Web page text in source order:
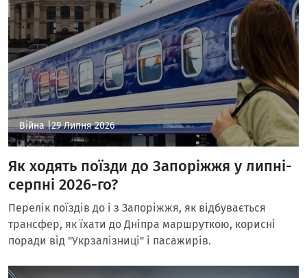
Війна |29 Липня 2026
Як ходять поїзди до Запоріжжя у липні-
серпні 2026-го?
Перелік поїздів до і з Запоріжжя, як відбувається
трансфер, як їхати до Дніпра маршруткою, корисні
поради від "Укрзалізниці" і пасажирів.